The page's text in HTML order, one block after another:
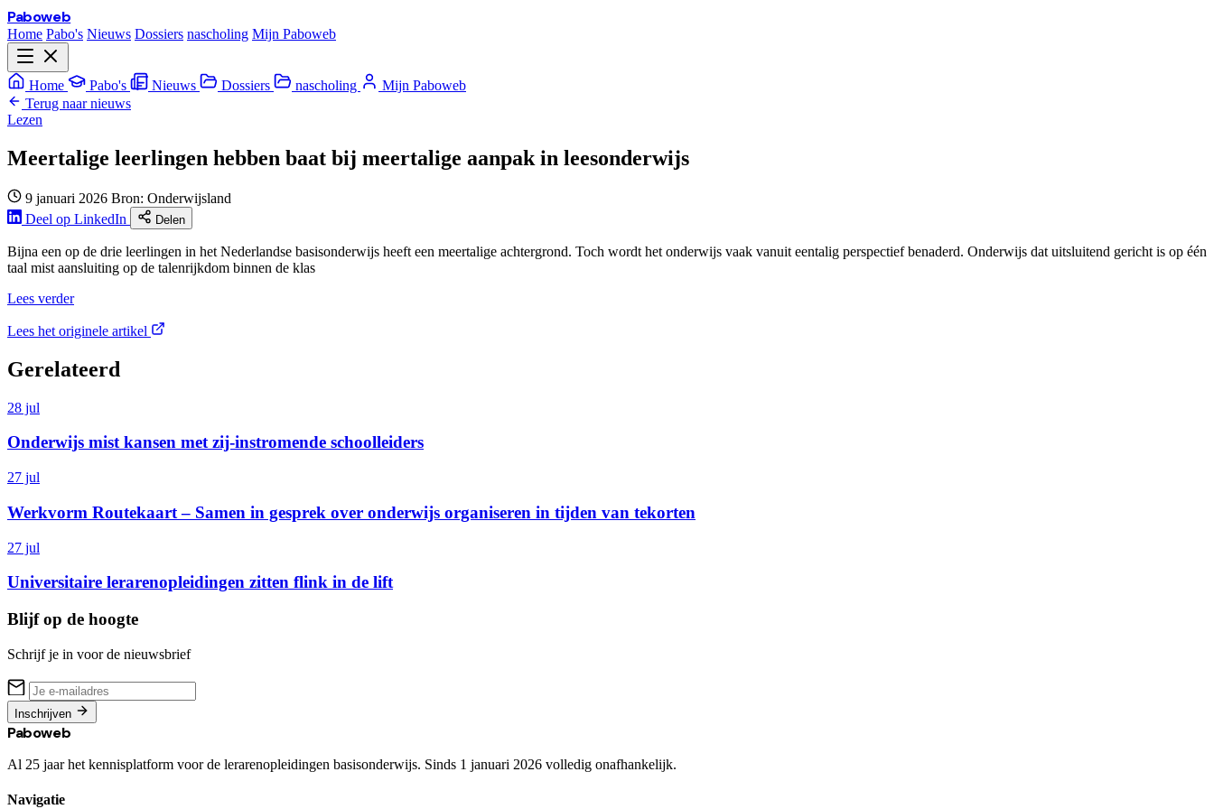
Paboweb
Home Pabo's Nieuws Dossiers nascholing Mijn Paboweb
Home Pabo's Nieuws Dossiers nascholing
Mijn Paboweb
Terug naar nieuws
Lezen
Meertalige leerlingen hebben baat bij meertalige aanpak in leesonderwijs
9 januari 2026 Bron: Onderwijsland
Deel op LinkedIn
Delen
Bijna een op de drie leerlingen in het Nederlandse basisonderwijs heeft een meertalige achtergrond. Toch wordt het onderwijs vaak vanuit eentalig perspectief benaderd. Onderwijs dat uitsluitend gericht is op één
taal mist aansluiting op de talenrijkdom binnen de klas
Lees verder
Lees het originele artikel
Gerelateerd
28 jul
Onderwijs mist kansen met zij-instromende schoolleiders
27 jul
Werkvorm Routekaart – Samen in gesprek over onderwijs organiseren in tijden van tekorten
27 jul
Universitaire lerarenopleidingen zitten flink in de lift
Blijf op de hoogte
Schrijf je in voor de nieuwsbrief
Inschrijven
Paboweb
Al 25 jaar het kennisplatform voor de lerarenopleidingen basisonderwijs. Sinds 1 januari 2026 volledig onafhankelijk.
Navigatie